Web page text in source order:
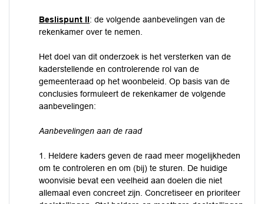
Beslispunt II: de volgende aanbevelingen van de
rekenkamer over te nemen.
Het doel van dit onderzoek is het versterken van de
kaderstellende en controlerende rol van de
gemeenteraad op het woonbeleid. Op basis van de
conclusies formuleert de rekenkamer de volgende
aanbevelingen:
Aanbevelingen aan de raad
1. Heldere kaders geven de raad meer mogelijkheden
om te controleren en om (bij) te sturen. De huidige
woonvisie bevat een veelheid aan doelen die niet
allemaal even concreet zijn. Concretiseer en prioriteer